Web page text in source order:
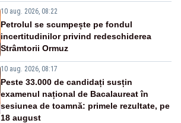
10 aug. 2026, 08:22
Petrolul se scumpește pe fondul
incertitudinilor privind redeschiderea
Strâmtorii Ormuz
10 aug. 2026, 08:17
Peste 33.000 de candidați susțin
examenul național de Bacalaureat în
sesiunea de toamnă: primele rezultate, pe
18 august